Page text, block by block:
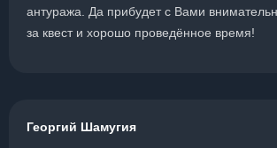
антуража. Да прибудет с Вами
за квест и хорошо проведённое время!
Георгий Шамугия